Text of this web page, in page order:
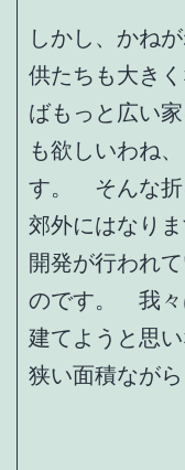
しかし、かね
供たちも大き
ばもっと広い
も欲しいわね
す。 そんな折
郊外にはなり
開発が行われ
のです。 我々
建てようと思
狭い面積ながら